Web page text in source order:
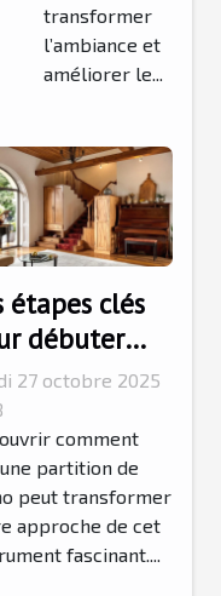
transformer
l’ambiance et
améliorer le...
étapes clés
débuter
partitions de
27 octobre 2025
comment
partition de
peut transformer
approche de cet
fascinant....